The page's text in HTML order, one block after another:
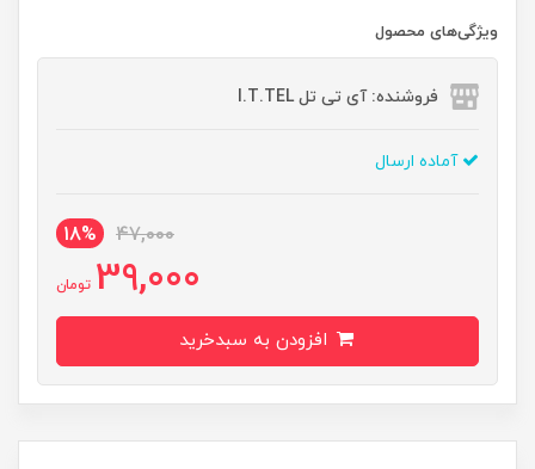
ویژگی‌های محصول
فروشنده: آی تی تل I.T.TEL
آماده ارسال
47,000
18%
39,000 تومان